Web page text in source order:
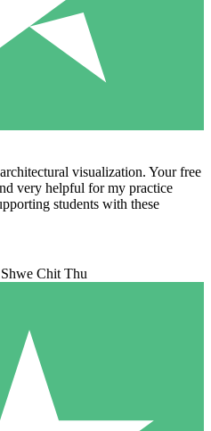
visualization. Your free
very helpful for my practice
students with these
Shwe Chit Thu